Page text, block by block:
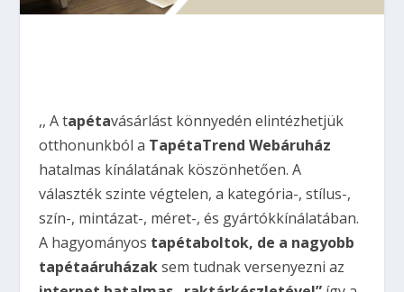
,, A tapétavásárlást könnyedén elintézhetjük
otthonunkból a TapétaTrend Webáruház
hatalmas kínálatának köszönhetően. A
választék szinte végtelen, a kategória-, stílus-,
szín-, mintázat-, méret-, és gyártókkínálatában.
A hagyományos tapétaboltok, de a nagyobb
tapétaáruházaksem tudnak versenyezni az